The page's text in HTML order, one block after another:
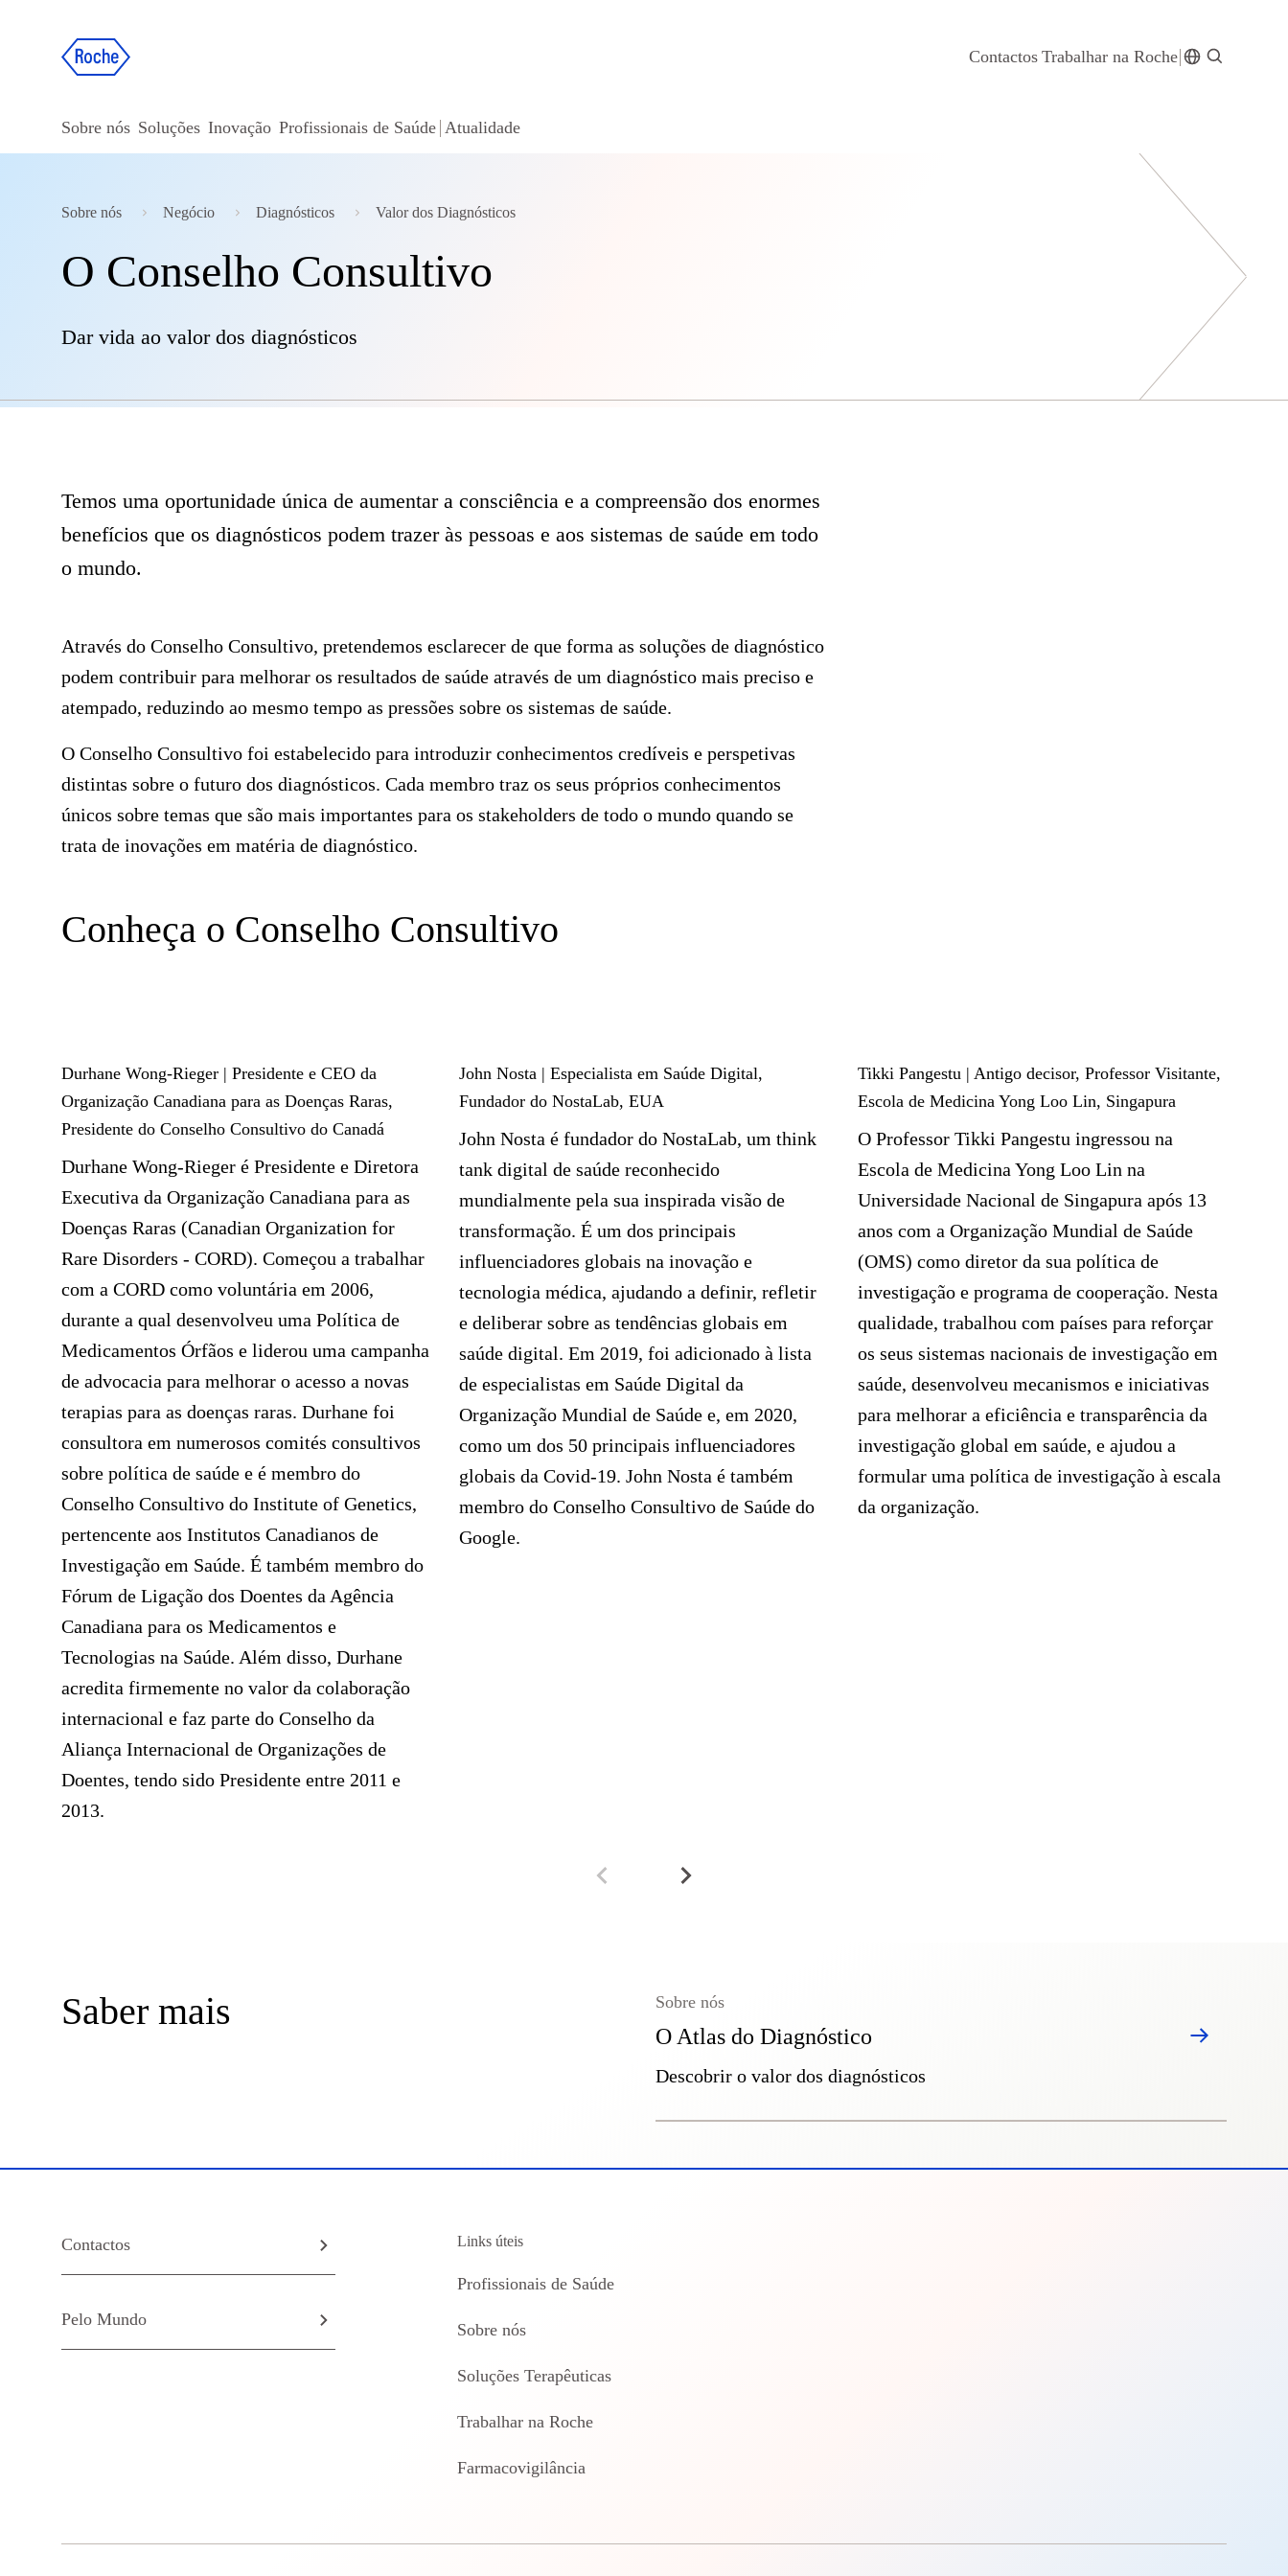
Contactos Trabalhar na Roche
Sobre nós Soluções Inovação Profissionais de Saúde Atualidade
Sobre nós Negócio Diagnósticos Valor dos Diagnósticos
O Conselho Consultivo
Dar vida ao valor dos diagnósticos
Temos uma oportunidade única de aumentar a consciência e a compreensão dos enormes
benefícios que os diagnósticos podem trazer às pessoas e aos sistemas de saúde em todo
o mundo.
Através do Conselho Consultivo, pretendemos esclarecer de que forma as soluções de diagnóstico
podem contribuir para melhorar os resultados de saúde através de um diagnóstico mais preciso e
atempado, reduzindo ao mesmo tempo as pressões sobre os sistemas de saúde.
O Conselho Consultivo foi estabelecido para introduzir conhecimentos credíveis e perspetivas
distintas sobre o futuro dos diagnósticos. Cada membro traz os seus próprios conhecimentos
únicos sobre temas que são mais importantes para os stakeholders de todo o mundo quando se
trata de inovações em matéria de diagnóstico.
Conheça o Conselho Consultivo
Durhane Wong-Rieger | Presidente e CEO da
Organização Canadiana para as Doenças Raras,
Presidente do Conselho Consultivo do Canadá
Durhane Wong-Rieger é Presidente e Diretora
Executiva da Organização Canadiana para as
Doenças Raras (Canadian Organization for
Rare Disorders - CORD). Começou a trabalhar
com a CORD como voluntária em 2006,
durante a qual desenvolveu uma Política de
Medicamentos Órfãos e liderou uma campanha
de advocacia para melhorar o acesso a novas
terapias para as doenças raras. Durhane foi
consultora em numerosos comités consultivos
sobre política de saúde e é membro do
Conselho Consultivo do Institute of Genetics,
pertencente aos Institutos Canadianos de
Investigação em Saúde. É também membro do
Fórum de Ligação dos Doentes da Agência
Canadiana para os Medicamentos e
Tecnologias na Saúde. Além disso, Durhane
acredita firmemente no valor da colaboração
internacional e faz parte do Conselho da
Aliança Internacional de Organizações de
Doentes, tendo sido Presidente entre 2011 e
2013.
John Nosta | Especialista em Saúde Digital,
Fundador do NostaLab, EUA
John Nosta é fundador do NostaLab, um think
tank digital de saúde reconhecido
mundialmente pela sua inspirada visão de
transformação. É um dos principais
influenciadores globais na inovação e
tecnologia médica, ajudando a definir, refletir
e deliberar sobre as tendências globais em
saúde digital. Em 2019, foi adicionado à lista
de especialistas em Saúde Digital da
Organização Mundial de Saúde e, em 2020,
como um dos 50 principais influenciadores
globais da Covid-19. John Nosta é também
membro do Conselho Consultivo de Saúde do
Google.
Tikki Pangestu | Antigo decisor, Professor Visitante,
Escola de Medicina Yong Loo Lin, Singapura
O Professor Tikki Pangestu ingressou na
Escola de Medicina Yong Loo Lin na
Universidade Nacional de Singapura após 13
anos com a Organização Mundial de Saúde
(OMS) como diretor da sua política de
investigação e programa de cooperação. Nesta
qualidade, trabalhou com países para reforçar
os seus sistemas nacionais de investigação em
saúde, desenvolveu mecanismos e iniciativas
para melhorar a eficiência e transparência da
investigação global em saúde, e ajudou a
formular uma política de investigação à escala
da organização.
Saber mais
O Atlas do Diagnóstico
Sobre nós
Descobrir o valor dos diagnósticos
Contactos
Pelo Mundo
Links úteis
Profissionais de Saúde
Sobre nós
Soluções Terapêuticas
Trabalhar na Roche
Farmacovigilância